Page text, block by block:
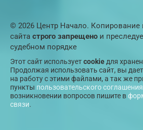
© 2026 Центр Начало.
сайта строго запрещено и
судебном порядке
Этот сайт используетcookie для
Продолжая использовать сайт, вы
на работу с этими файлами, а так же
пункты пользовательского соглашения
возникновении вопросов пишите в
связи.